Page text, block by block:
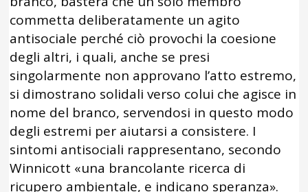
commetta deliberatamente un agito
antisociale perché ciò provochi la coesione
degli altri, i quali, anche se presi
singolarmente non approvano l’atto estremo,
si dimostrano solidali verso colui che agisce in
nome del branco, servendosi in questo modo
degli estremi per aiutarsi a consistere. I
sintomi antisociali rappresentano, secondo
Winnicott «una brancolante ricerca di
ricupero ambientale, e indicano speranza».